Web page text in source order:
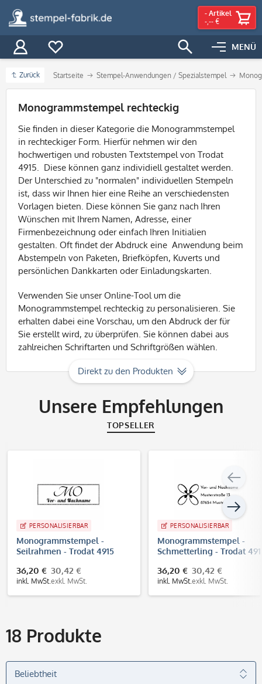
MENÜ
- Artikel
-,-- €
Zurück Startseite Stempel-Anwendungen / Spezialstempel
Filter
Monogrammstempel rechteckig
Sie finden in dieser Kategorie die Monogrammstempel
in rechteckiger Form. Hierfür nehmen wir den
hochwertigen und robusten Textstempel von Trodat
4915. Diese können ganz individiell gestaltet werden.
Der Unterschied zu "normalen" individuellen Stempeln
ist, dass wir Ihnen hier eine Reihe an verschiedensten
Vorlagen bieten. Diese können Sie ganz nach Ihren
Wünschen mit Ihrem Namen, Adresse, einer
Firmenbezeichnung oder einfach Ihren Initialien
gestalten. Oft findet der Abdruck eine Anwendung beim
Abstempeln von Paketen, Briefköpfen, Kuverts und
persönlichen Dankkarten oder Einladungskarten.
Verwenden Sie unser Online-Tool um die
Monogrammstempel rechteckig zu personalisieren. Sie
erhalten dabei eine Vorschau, um den Abdruck der für
Sie erstellt wird, zu überprüfen. Sie können dabei aus
zahlreichen Schriftarten und Schriftgrößen wählen.
Direkt zu den Produkten
Unsere Empfehlungen
TOPSELLER
PERSONALISIERBAR
Monogrammstempel -
Seilrahmen - Trodat 4915
36,20 €
inkl. MwSt.
30,42 €
exkl. MwSt.
PERSONALISIERBAR
Monogrammstempel -
Schmetterling - Trodat
36,20 €
inkl. MwSt.
30,42 €
exkl. MwSt.
18 Produkte